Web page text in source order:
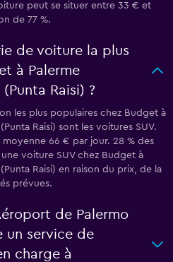
peut se situer entre 33 € et
de 77 %.
de voiture la plus
à Palerme
Raisi) ?
les plus populaires chez Budget à
Raisi) sont les voitures SUV.
66 € par jour. 28 % des
voiture SUV chez Budget à
Raisi) en raison du prix, de la
prévues.
de Palermo
un service de
charge à